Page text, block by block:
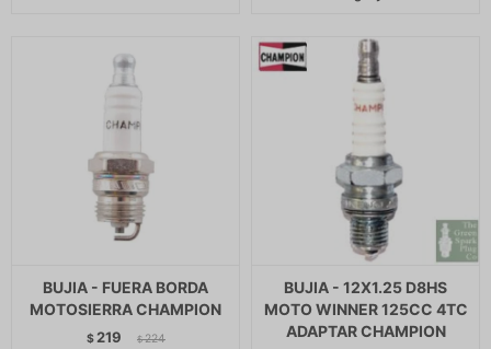
BUJIA - FUERA BORDA
MOTOSIERRA CHAMPION
$ 219 $ 224
BUJIA - 12X1.25 D8HS
MOTO WINNER 125CC 4TC
ADAPTAR CHAMPION